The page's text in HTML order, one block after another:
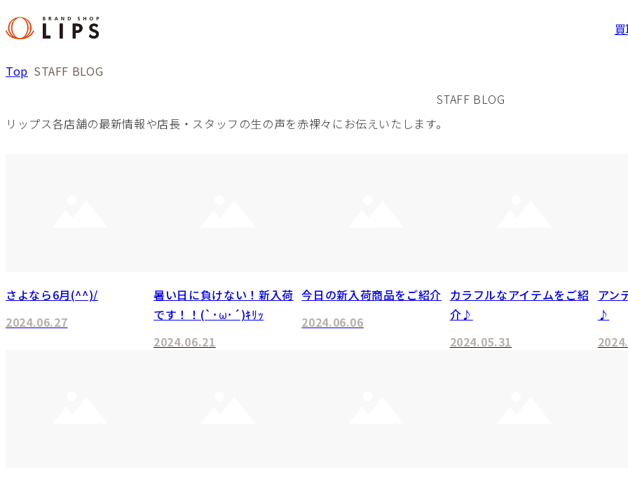
Top STAFF BLOG
STAFF BLOG
リップス各店舗の最新情報や店長・スタッフの生の声を赤裸々にお伝えいたします。
さよなら6月(^^)/
2024.06.27
暑い日に負けない！新入荷
です！！(`･ω･´)ｷﾘｯ
2024.06.21
今日の新入荷商品をご紹介
2024.06.06
カラフルなアイテムをご紹
介♪
2024.05.31
アン
♪